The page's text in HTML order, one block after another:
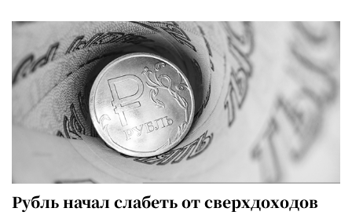
Рубль начал слабеть от сверхдоходов